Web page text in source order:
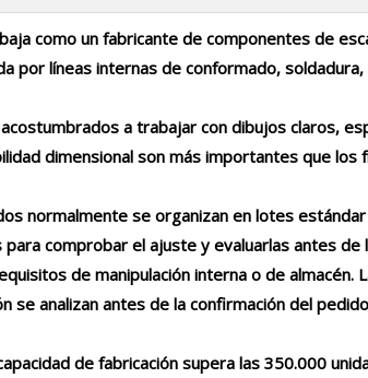
como un fabricante de componentes de
por líneas internas de conformado,
a trabajar con dibujos claros,
dimensional son más importantes que
normalmente se organizan en lotes
comprobar el ajuste y evaluarlas antes de
de manipulación interna o de almacén.
se analizan antes de la confirmación del
de fabricación supera las 350.000